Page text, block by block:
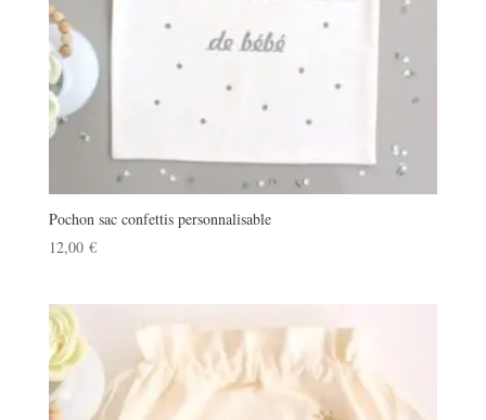
Pochon sac confettis personnalisable
12,00 €